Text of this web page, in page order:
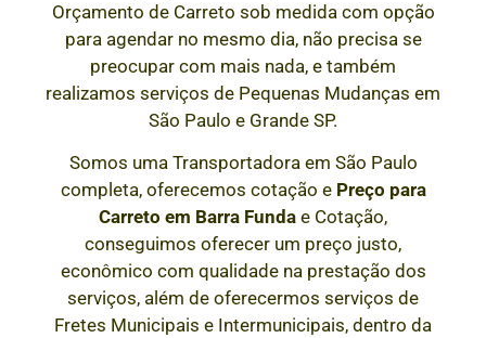
Orçamento de Carreto sob medida com opção
para agendar no mesmo dia, não precisa se
preocupar com mais nada, e também
realizamos serviços de Pequenas Mudanças em
São Paulo e Grande SP.
Somos uma Transportadora em São Paulo
completa, oferecemos cotação e Preço para
Carreto em Barra Funda e Cotação,
conseguimos oferecer um preço justo,
econômico com qualidade na prestação dos
serviços, além de oferecermos serviços de
Fretes Municipais e Intermunicipais, dentro da